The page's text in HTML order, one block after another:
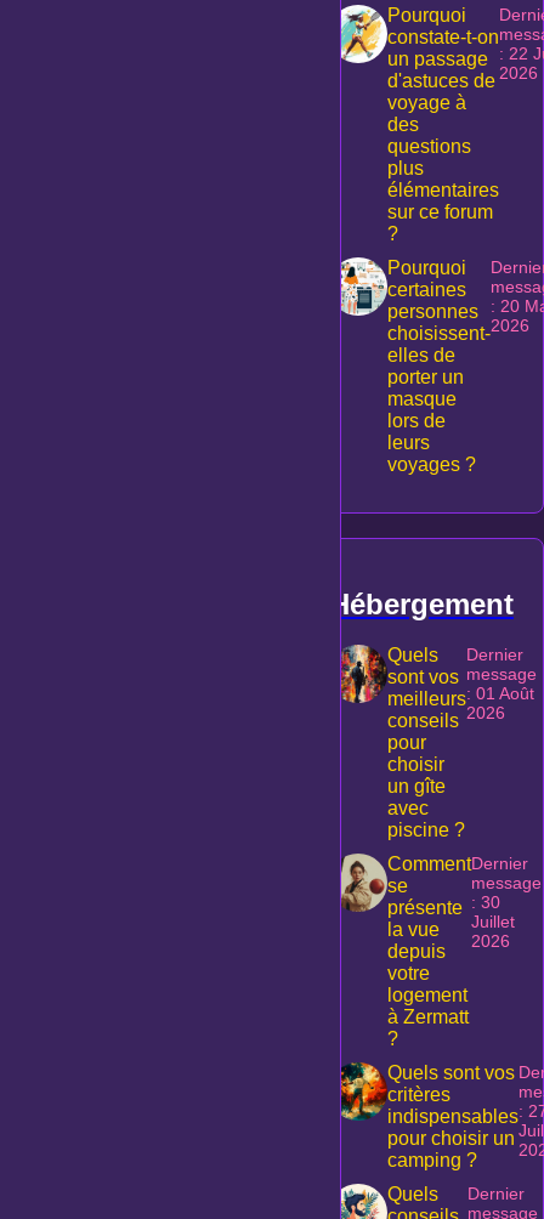
Pourquoi
constate-t-on
un passage
d'astuces de
voyage à
des
questions
plus
élémentaires
sur ce forum
?
: 22
2026
Pourquoi
certaines
personnes
choisissent-
elles de
porter un
masque
lors de
leurs
voyages ?
: 20
2026
Hébergement
Quels
sont vos
meilleurs
conseils
pour
choisir
un gîte
avec
piscine ?
Dernier
message
: 01 Août
2026
Comment
se
présente
la vue
depuis
votre
logement
à Zermatt
?
Dernier
message
: 30
Juillet
2026
Quels sont vos
critères
indispensables
pour choisir un
camping ?
:
Quels
Dernier
message